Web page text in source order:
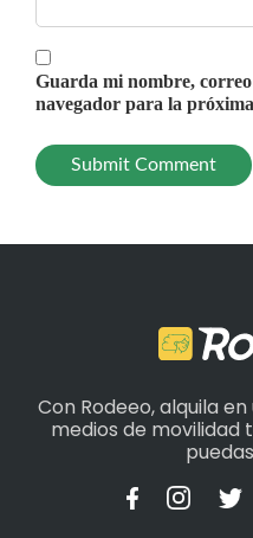
Guarda mi nombre,
navegador para la
Con Rodeeo, alquila
medios de